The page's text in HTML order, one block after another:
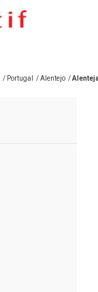
/ Portugal /Alentejo /